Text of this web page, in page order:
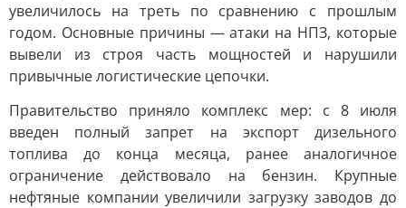
увеличилось на треть по сравнению с прошлым
годом. Основные причины — атаки на НПЗ, которые
вывели из строя часть мощностей и нарушили
привычные логистические цепочки.
Правительство приняло комплекс мер: с 8 июля
введен полный запрет на экспорт дизельного
топлива до конца месяца, ранее аналогичное
ограничение действовало на бензин. Крупные
нефтяные компании увеличили загрузку заводов до